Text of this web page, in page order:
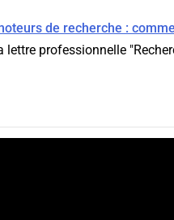
de recherche :
professionnelle